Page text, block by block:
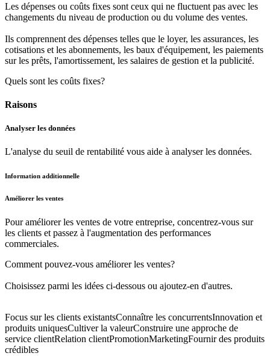
Les dépenses ou coûts fixes sont ceux qui ne fluctuent pas avec les
changements du niveau de production ou du volume des ventes.
Ils comprennent des dépenses telles que le loyer, les assurances, les
cotisations et les abonnements, les baux d'équipement, les paiements
sur les prêts, l'amortissement, les salaires de gestion et la publicité.
Quels sont les coûts fixes?
Raisons
Analyser les données
L'analyse du seuil de rentabilité vous aide à analyser les données.
Information additionnelle
Améliorer les ventes
Pour améliorer les ventes de votre entreprise, concentrez-vous sur
les clients et passez à l'augmentation des performances
commerciales.
Comment pouvez-vous améliorer les ventes?
Choisissez parmi les idées ci-dessous ou ajoutez-en d'autres.
Focus sur les clients existantsConnaître les concurrentsInnovation et
produits uniquesCultiver la valeurConstruire une approche de
service clientRelation clientPromotionMarketingFournir des produits
crédibles